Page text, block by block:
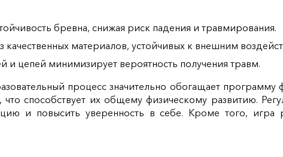
бревна, снижая риск падения и травмирования.
качественных материалов, устойчивых к внешним
и цепей минимизирует вероятность получения травм.
процесс значительно обогащает программу
способствует их общему физическому развитию.
и повысить уверенность в себе. Кроме того, игра